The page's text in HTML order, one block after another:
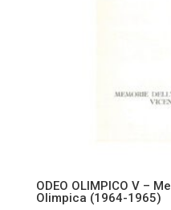
ODEO OLIMPICO V –
Olimpica (1964-1965)